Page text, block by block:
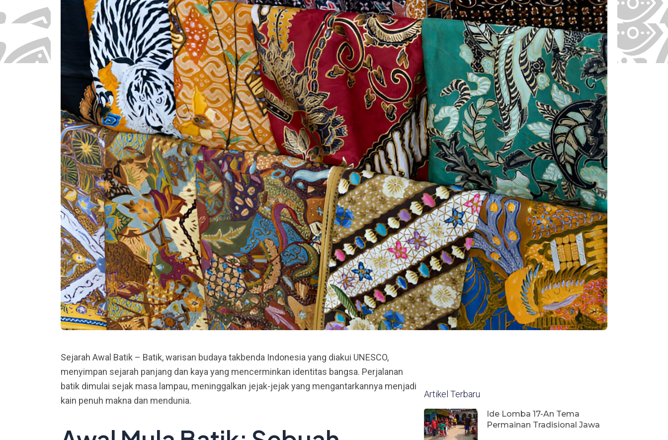
Sejarah Awal Batik – Batik, warisan budaya takbenda Indonesia yang diakui UNESCO,
menyimpan sejarah panjang dan kaya yang mencerminkan identitas bangsa. Perjalanan
batik dimulai sejak masa lampau, meninggalkan jejak-jejak yang mengantarkannya menjadi
kain penuh makna dan mendunia.
Artikel Terbaru
Ide Lomba 17-An Tema
Permainan Tradisional Jawa